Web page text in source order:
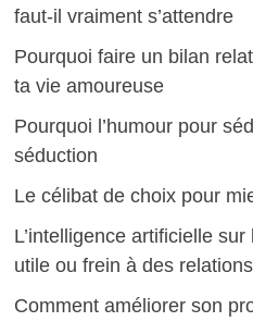
faut-il vraiment s’attendre
Pourquoi faire un bilan
ta vie amoureuse
Pourquoi l’humour pour
séduction
Le célibat de choix pour
L’intelligence artificielle
utile ou frein à des
Comment améliorer son